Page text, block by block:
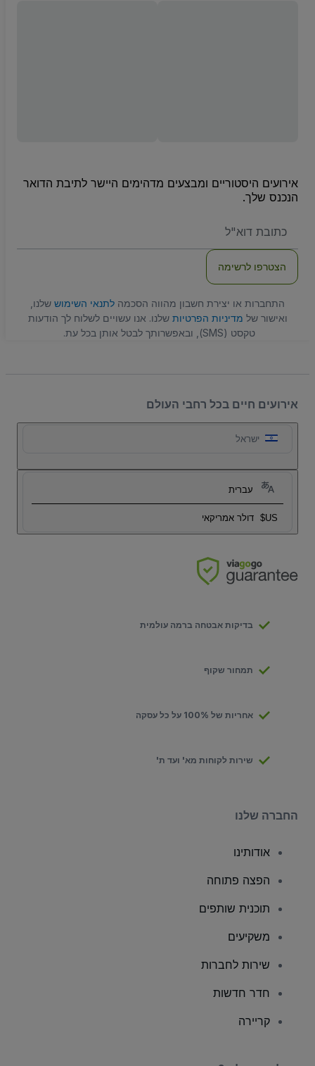
אירועים היסטוריים ומבצעים מדהימים היישר לתיבת הדואר
הנכנס שלך.
שלכם
הצטרפו לרשימה
התחברות או יצירת חשבון מהווה הסכמהלתנאי השימוששלנו,
ואישור שלמדיניות הפרטיותשלנו. אנו עשויים לשלוח לך הודעות
טקסט (SMS), ובאפשרותך לבטל אותן בכל עת.
אירועים חיים בכל רחבי העולם
ישראל
עברית
US$ דולר אמריקאי
בדיקות אבטחה ברמה עולמית
תמחור שקוף
אחריות של 100% על כל עסקה
שירות לקוחות מא' ועד ת'
החברה שלנו
אודותינו
הפצה פתוחה
תוכנית שותפים
משקיעים
שירות לחברות
חדר חדשות
קריירה